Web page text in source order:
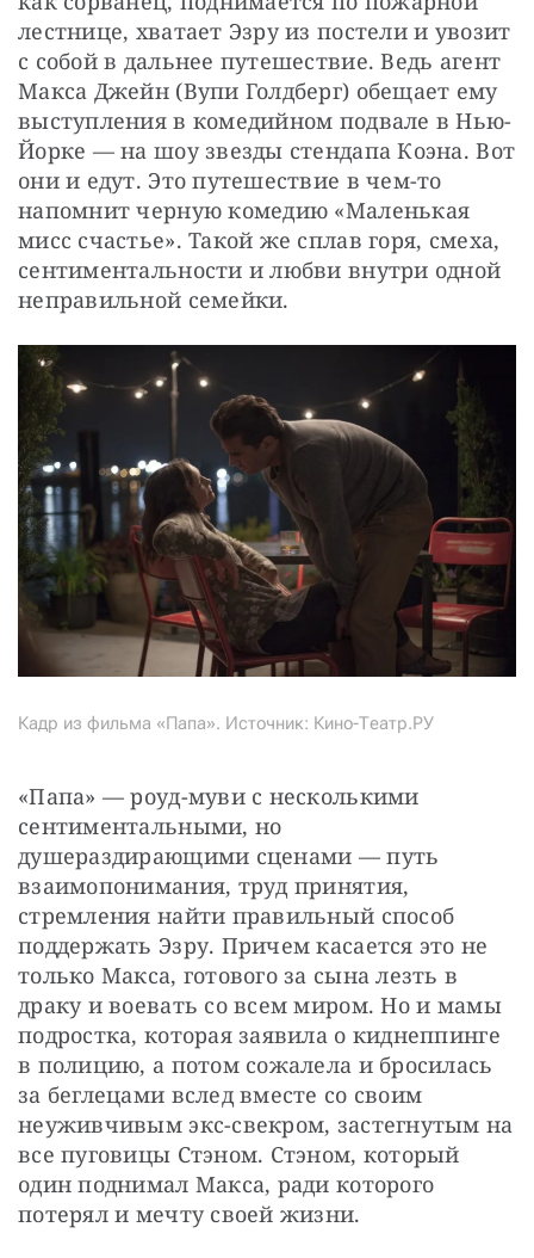
лестнице, хватает Эзру из постели и увозит
с собой в дальнее путешествие. Ведь агент
Макса Джейн (Вупи Голдберг) обещает ему
выступления в комедийном подвале в Нью-
Йорке — на шоу звезды стендапа Коэна. Вот
они и едут. Это путешествие в чем-то
напомнит черную комедию «Маленькая
мисс счастье». Такой же сплав горя, смеха,
сентиментальности и любви внутри одной
неправильной семейки.
Кадр из фильма «Папа». Источник: Кино-Театр.РУ
«Папа» — роуд-муви с несколькими
сентиментальными, но
душераздирающими сценами — путь
взаимопонимания, труд принятия,
стремления найти правильный способ
поддержать Эзру. Причем касается это не
только Макса, готового за сына лезть в
драку и воевать со всем миром. Но и мамы
подростка, которая заявила о киднеппинге
в полицию, а потом сожалела и бросилась
за беглецами вслед вместе со своим
неуживчивым экс-свекром, застегнутым на
все пуговицы Стэном. Стэном, который
один поднимал Макса, ради которого
потерял и мечту своей жизни.